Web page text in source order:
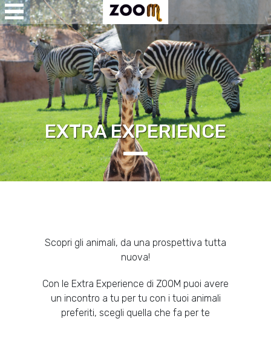
Open
EXTRA EXPERIENCE
Scopri gli animali, da una prospettiva tutta
nuova!
Con le Extra Experience di ZOOM puoi avere
un incontro a tu per tu con i tuoi animali
preferiti, scegli quella che fa per te